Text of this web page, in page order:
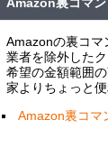
Amazonの裏コマ
業者を除外した
希望の金額範囲
家よりちょっと便
Amazon裏コマ